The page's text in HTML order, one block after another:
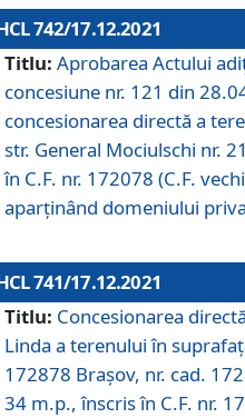
742/17.12.2021
Titlu: Aprobarea Actului
concesiune nr. 121 din
concesionarea directă a
str. General Mociulschi nr.
în C.F. nr. 172078 (C.F.
aparținând domeniului
741/17.12.2021
Titlu: Concesionarea
Linda a terenului în
172878 Brașov, nr. cad.
34 m.p., înscris în C.F. nr.